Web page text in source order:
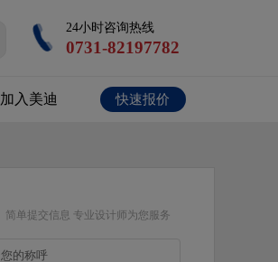
24小时咨询热线
0731-82197782
加入美迪 快速报价
简单提交信息 专业设计师为您服务